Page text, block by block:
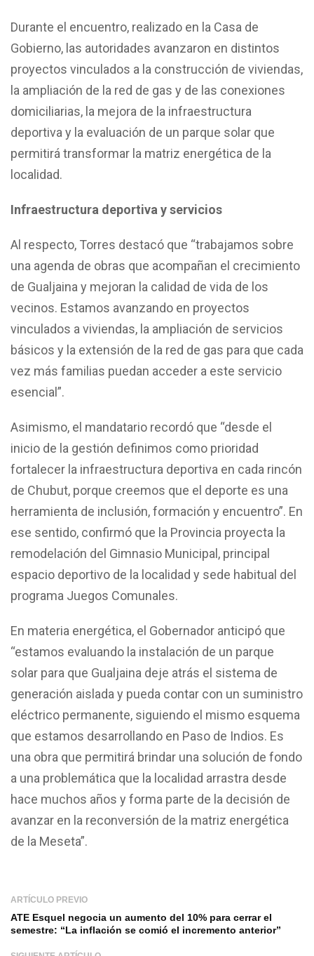
Durante el encuentro, realizado en la Casa de
Gobierno, las autoridades avanzaron en distintos
proyectos vinculados a la construcción de viviendas,
la ampliación de la red de gas y de las conexiones
domiciliarias, la mejora de la infraestructura
deportiva y la evaluación de un parque solar que
permitirá transformar la matriz energética de la
localidad.
Infraestructura deportiva y servicios
Al respecto, Torres destacó que “trabajamos sobre
una agenda de obras que acompañan el crecimiento
de Gualjaina y mejoran la calidad de vida de los
vecinos. Estamos avanzando en proyectos
vinculados a viviendas, la ampliación de servicios
básicos y la extensión de la red de gas para que cada
vez más familias puedan acceder a este servicio
esencial”.
Asimismo, el mandatario recordó que “desde el
inicio de la gestión definimos como prioridad
fortalecer la infraestructura deportiva en cada rincón
de Chubut, porque creemos que el deporte es una
herramienta de inclusión, formación y encuentro”. En
ese sentido, confirmó que la Provincia proyecta la
remodelación del Gimnasio Municipal, principal
espacio deportivo de la localidad y sede habitual del
programa Juegos Comunales.
En materia energética, el Gobernador anticipó que
“estamos evaluando la instalación de un parque
solar para que Gualjaina deje atrás el sistema de
generación aislada y pueda contar con un suministro
eléctrico permanente, siguiendo el mismo esquema
que estamos desarrollando en Paso de Indios. Es
una obra que permitirá brindar una solución de fondo
a una problemática que la localidad arrastra desde
hace muchos años y forma parte de la decisión de
avanzar en la reconversión de la matriz energética
de la Meseta”.
ARTÍCULO PREVIO
ATE Esquel negocia un aumento del 10% para cerrar el
semestre: “La inflación se comió el incremento anterior”